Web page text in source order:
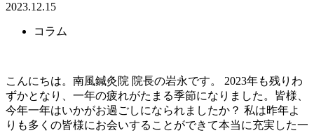
2023.12.15
コラム
こんにちは。南風鍼灸院 院長の岩永です。 2023年も残りわ
ずかとなり、一年の疲れがたまる季節になりました。皆様、
今年一年はいかがお過ごしになられましたか？ 私は昨年よ
りも多くの皆様にお会いすることができて本当に充実した一